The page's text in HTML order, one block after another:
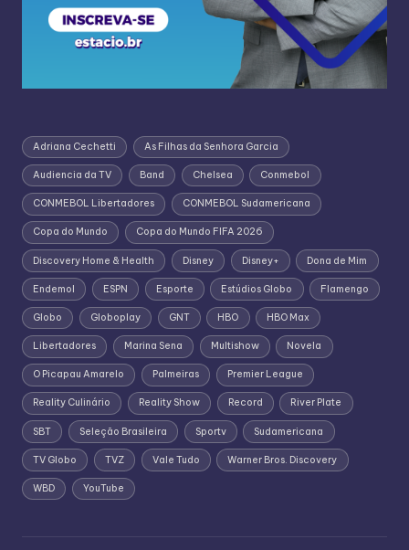
Adriana Cechetti As Filhas da Senhora Garcia
Audiencia da TV Band Chelsea Conmebol
CONMEBOL Libertadores CONMEBOL Sudamericana
Copa do Mundo Copa do Mundo FIFA 2026
Discovery Home & Health Disney Disney+ Dona de Mim
Endemol ESPN Esporte Estúdios Globo Flamengo
Globo Globoplay GNT HBO HBO Max
Libertadores Marina Sena Multishow Novela
O Picapau Amarelo Palmeiras Premier League
Reality Culinário Reality Show Record River Plate
SBT Seleção Brasileira Sportv Sudamericana
TV Globo TVZ Vale Tudo Warner Bros. Discovery
WBD YouTube